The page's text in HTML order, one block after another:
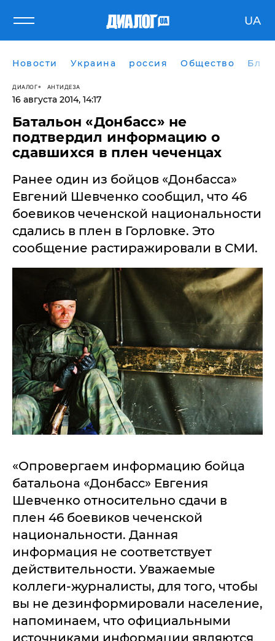
UA
Новости Украина россия Общество
ДИАЛОГ АНТИДЕЗА
16 августа 2014, 14:17
Батальон «Донбасс» не
подтвердил информацию о
сдавшихся в плен чеченцах
Ранее один из бойцов «Донбасса»
Евгений Шевченко сообщил, что 46
боевиков чеченской национальности
сдались в плен в Горловке. Это
сообщение растиражировали в СМИ.
«Опровергаем информацию бойца
батальона «Донбасс» Евгения
Шевченко относительно сдачи в
плен 46 боевиков чеченской
национальности. Данная
информация не соответствует
действительности. Уважаемые
коллеги-журналисты, для того, чтобы
вы не дезинформировали население,
напоминаем, что официальными
источниками информации являются